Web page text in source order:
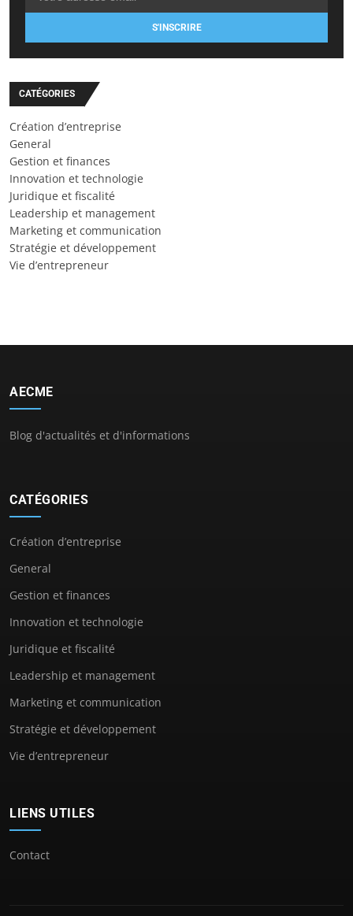
S'INSCRIRE
CATÉGORIES
Création d’entreprise
General
Gestion et finances
Innovation et technologie
Juridique et fiscalité
Leadership et management
Marketing et communication
Stratégie et développement
Vie d’entrepreneur
AECME
Blog d'actualités et d'informations
CATÉGORIES
Création d’entreprise
General
Gestion et finances
Innovation et technologie
Juridique et fiscalité
Leadership et management
Marketing et communication
Stratégie et développement
Vie d’entrepreneur
LIENS UTILES
Contact